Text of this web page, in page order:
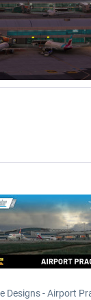
Designs - Airport